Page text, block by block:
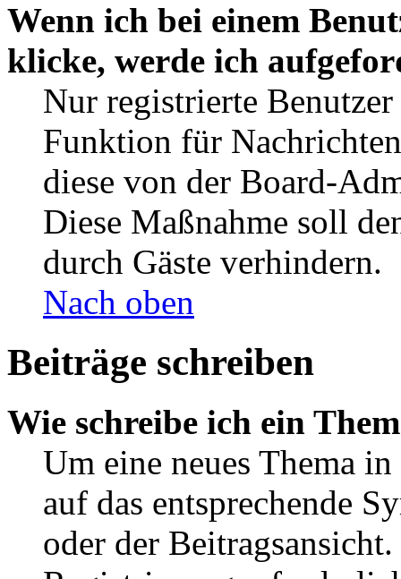
Wenn ich bei einem
klicke, werde ich
Nur registrierte
Funktion für
diese von der Board-
Diese Maßnahme soll
durch Gäste verhindern.
Nach oben
Beiträge schreiben
Wie schreibe ich ein
Um eine neues Thema
auf das entsprechende
oder der